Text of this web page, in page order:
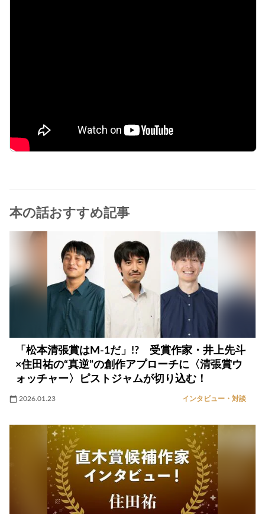
本の話おすすめ記事
「松本清張賞はM-1だ」!? 受賞作家・井上先斗
×住田祐の“真逆”の創作アプローチに〈清張賞ウ
ォッチャー〉ピストジャムが切り込む！
2026.01.23 インタビュー・対談